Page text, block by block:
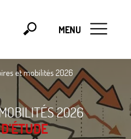
MENU
et mobilités 2026
2026·